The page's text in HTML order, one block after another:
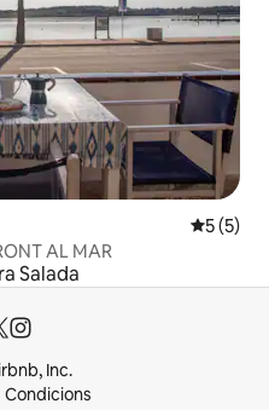
5 de
5 (5)
FORNELLS FRONT AL MAR
Salada
Inc.
Condicions